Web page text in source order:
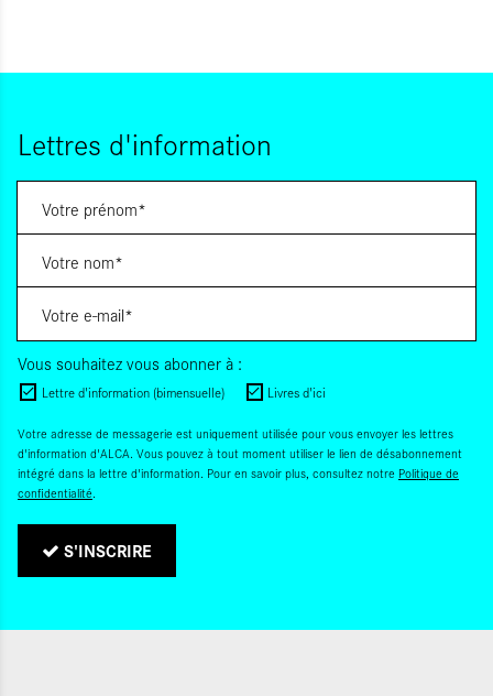
Lettres d'information
Vous souhaitez vous abonner à :
Lettre d'information (bimensuelle) Livres d'ici
Votre adresse de messagerie est uniquement utilisée pour vous envoyer les lettres
d'information d'ALCA. Vous pouvez à tout moment utiliser le lien de désabonnement
intégré dans la lettre d'information. Pour en savoir plus, consultez notre Politique de
confidentialité.
S'INSCRIRE